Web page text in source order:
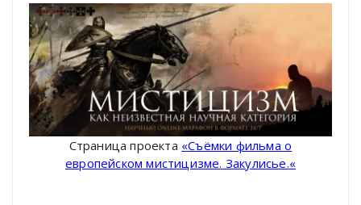
Страница проекта «Съёмки фильма о
европейском мистицизме. Закулисье.«